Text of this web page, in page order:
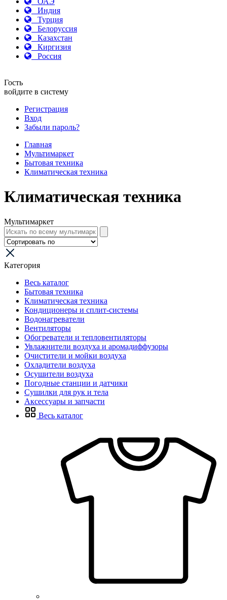
Индия
Турция
Белоруссия
Казахстан
Киргизия
Россия
Гость
войдите в систему
Регистрация
Вход
Забыли пароль?
Главная
Мультимаркет
Бытовая техника
Климатическая техника
Климатическая техника
Мультимаркет
Категория
Весь каталог
Бытовая техника
Климатическая техника
Кондиционеры и сплит-системы
Водонагреватели
Вентиляторы
Обогреватели и тепловентиляторы
Увлажнители воздуха и аромадиффузоры
Очистители и мойки воздуха
Охладители воздуха
Осушители воздуха
Погодные станции и датчики
Сушилки для рук и тела
Аксессуары и запчасти
Весь каталог